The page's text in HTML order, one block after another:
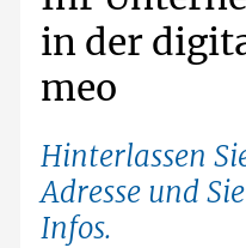
in der
meo
Hinterlassen
Adresse und
Infos.